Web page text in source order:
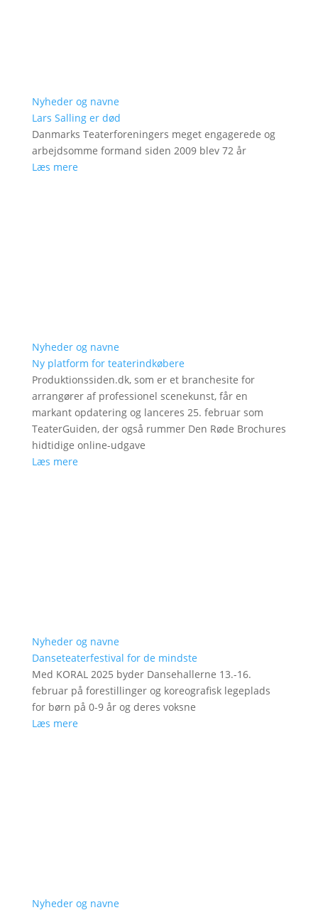
Nyheder og navne
Lars Salling er død
Danmarks Teaterforeningers meget engagerede og
arbejdsomme formand siden 2009 blev 72 år
Læs mere
Nyheder og navne
Ny platform for teaterindkøbere
Produktionssiden.dk, som er et branchesite for
arrangører af professionel scenekunst, får en
markant opdatering og lanceres 25. februar som
TeaterGuiden, der også rummer Den Røde Brochures
hidtidige online-udgave
Læs mere
Nyheder og navne
Danseteaterfestival for de mindste
Med KORAL 2025 byder Dansehallerne 13.-16.
februar på forestillinger og koreografisk legeplads
for børn på 0-9 år og deres voksne
Læs mere
Nyheder og navne